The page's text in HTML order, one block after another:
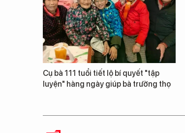
Cụ bà 111 tuổi tiết lộ bí quyết "tập
luyện" hàng ngày giúp bà trường thọ